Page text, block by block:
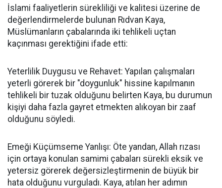
İslami faaliyetlerin sürekliliği ve kalitesi üzerine de
değerlendirmelerde bulunan Rıdvan Kaya,
Müslümanların çabalarında iki tehlikeli uçtan
kaçınması gerektiğini ifade etti:
Yeterlilik Duygusu ve Rehavet: Yapılan çalışmaları
yeterli görerek bir "doygunluk" hissine kapılmanın
tehlikeli bir tuzak olduğunu belirten Kaya, bu durumun
kişiyi daha fazla gayret etmekten alıkoyan bir zaaf
olduğunu söyledi.
Emeği Küçümseme Yanlışı: Öte yandan, Allah rızası
için ortaya konulan samimi çabaları sürekli eksik ve
yetersiz görerek değersizleştirmenin de büyük bir
hata olduğunu vurguladı. Kaya, atılan her adımın